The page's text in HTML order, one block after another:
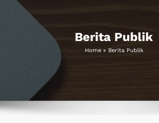
Berita Publik
Home» Berita Publik